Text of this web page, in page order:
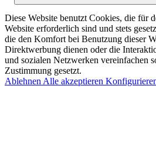
Diese Website benutzt Cookies, die für
Website erforderlich sind und stets
die den Komfort bei Benutzung dieser
Direktwerbung dienen oder die
und sozialen Netzwerken vereinfachen
Zustimmung gesetzt.
Ablehnen Alle akzeptieren